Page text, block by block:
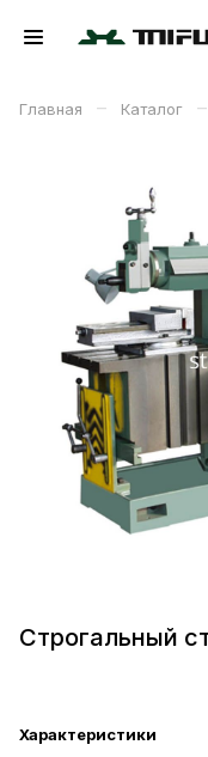
Главная – Каталог –
Строгальный
Характеристики